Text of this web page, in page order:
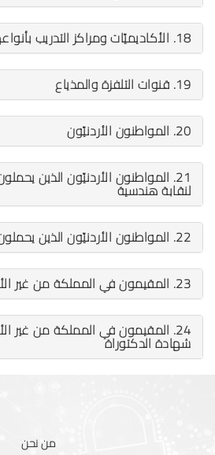
18. الأكاديميّات ومراكز التدريب بأنواعها
19. قنوات التلفزة والمذياع
20. المواطنون الأردنيّون
21. المواطنون الأردنيّون الذين
لنقابة هندسية
22. المواطنون الأردنيّون الذين يحملون شهادة الدكتوراة
23. المقيمون في المملكة من غير الأردنيين
24. المقيمون في المملكة من غير
شهادة الدكتوراة
من نحن